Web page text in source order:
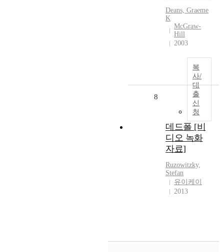
Deans, Graeme
K
McGraw-
Hill
2003
복
사/
대
출
신
청
8
데드폴 [비
디오 녹화
자료]
Ruzowitzky,
Stefan
유이케이
2013